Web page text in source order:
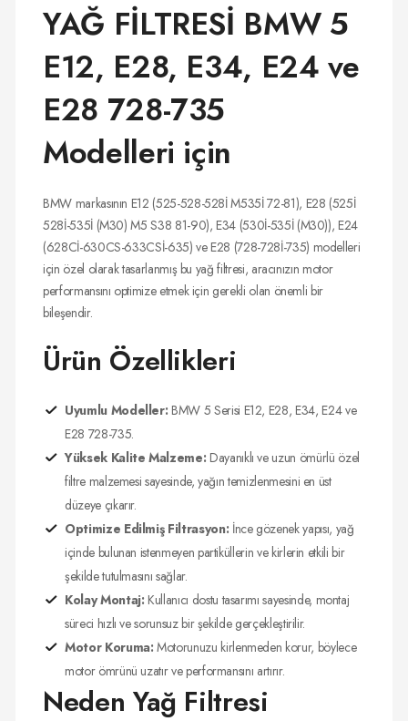
YAĞ FİLTRESİ BMW 5
E12, E28, E34, E24 ve
E28 728-735
Modelleri için
BMW markasının E12 (525-528-528İ M535İ 72-81), E28 (525İ
528İ-535İ (M30) M5 S38 81-90), E34 (530İ-535İ (M30)), E24
(628Cİ-630CS-633CSİ-635) ve E28 (728-728İ-735) modelleri
için özel olarak tasarlanmış bu yağ filtresi, aracınızın motor
performansını optimize etmek için gerekli olan önemli bir
bileşendir.
Ürün Özellikleri
Uyumlu Modeller: BMW 5 Serisi E12, E28, E34, E24 ve
E28 728-735.
Yüksek Kalite Malzeme: Dayanıklı ve uzun ömürlü özel
filtre malzemesi sayesinde, yağın temizlenmesini en üst
düzeye çıkarır.
Optimize Edilmiş Filtrasyon: İnce gözenek yapısı, yağ
içinde bulunan istenmeyen partiküllerin ve kirlerin etkili bir
şekilde tutulmasını sağlar.
Kolay Montaj: Kullanıcı dostu tasarımı sayesinde, montaj
süreci hızlı ve sorunsuz bir şekilde gerçekleştirilir.
Motor Koruma: Motorunuzu kirlenmeden korur, böylece
motor ömrünü uzatır ve performansını artırır.
Neden Yağ Filtresi